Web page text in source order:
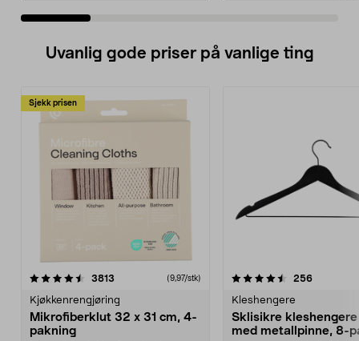
Uvanlig gode priser på vanlige ting
Sjekk prisen
3813 anmeldelser(9,97/stk)
Kjøkkenrengjøring
Mikrofiberklut 32 x 31 cm, 4-
pakning
4.5av 5 stjerner 256
Kleshengere
Sklisikre
med metallpinne, 8-
4.5av 5 stjerner